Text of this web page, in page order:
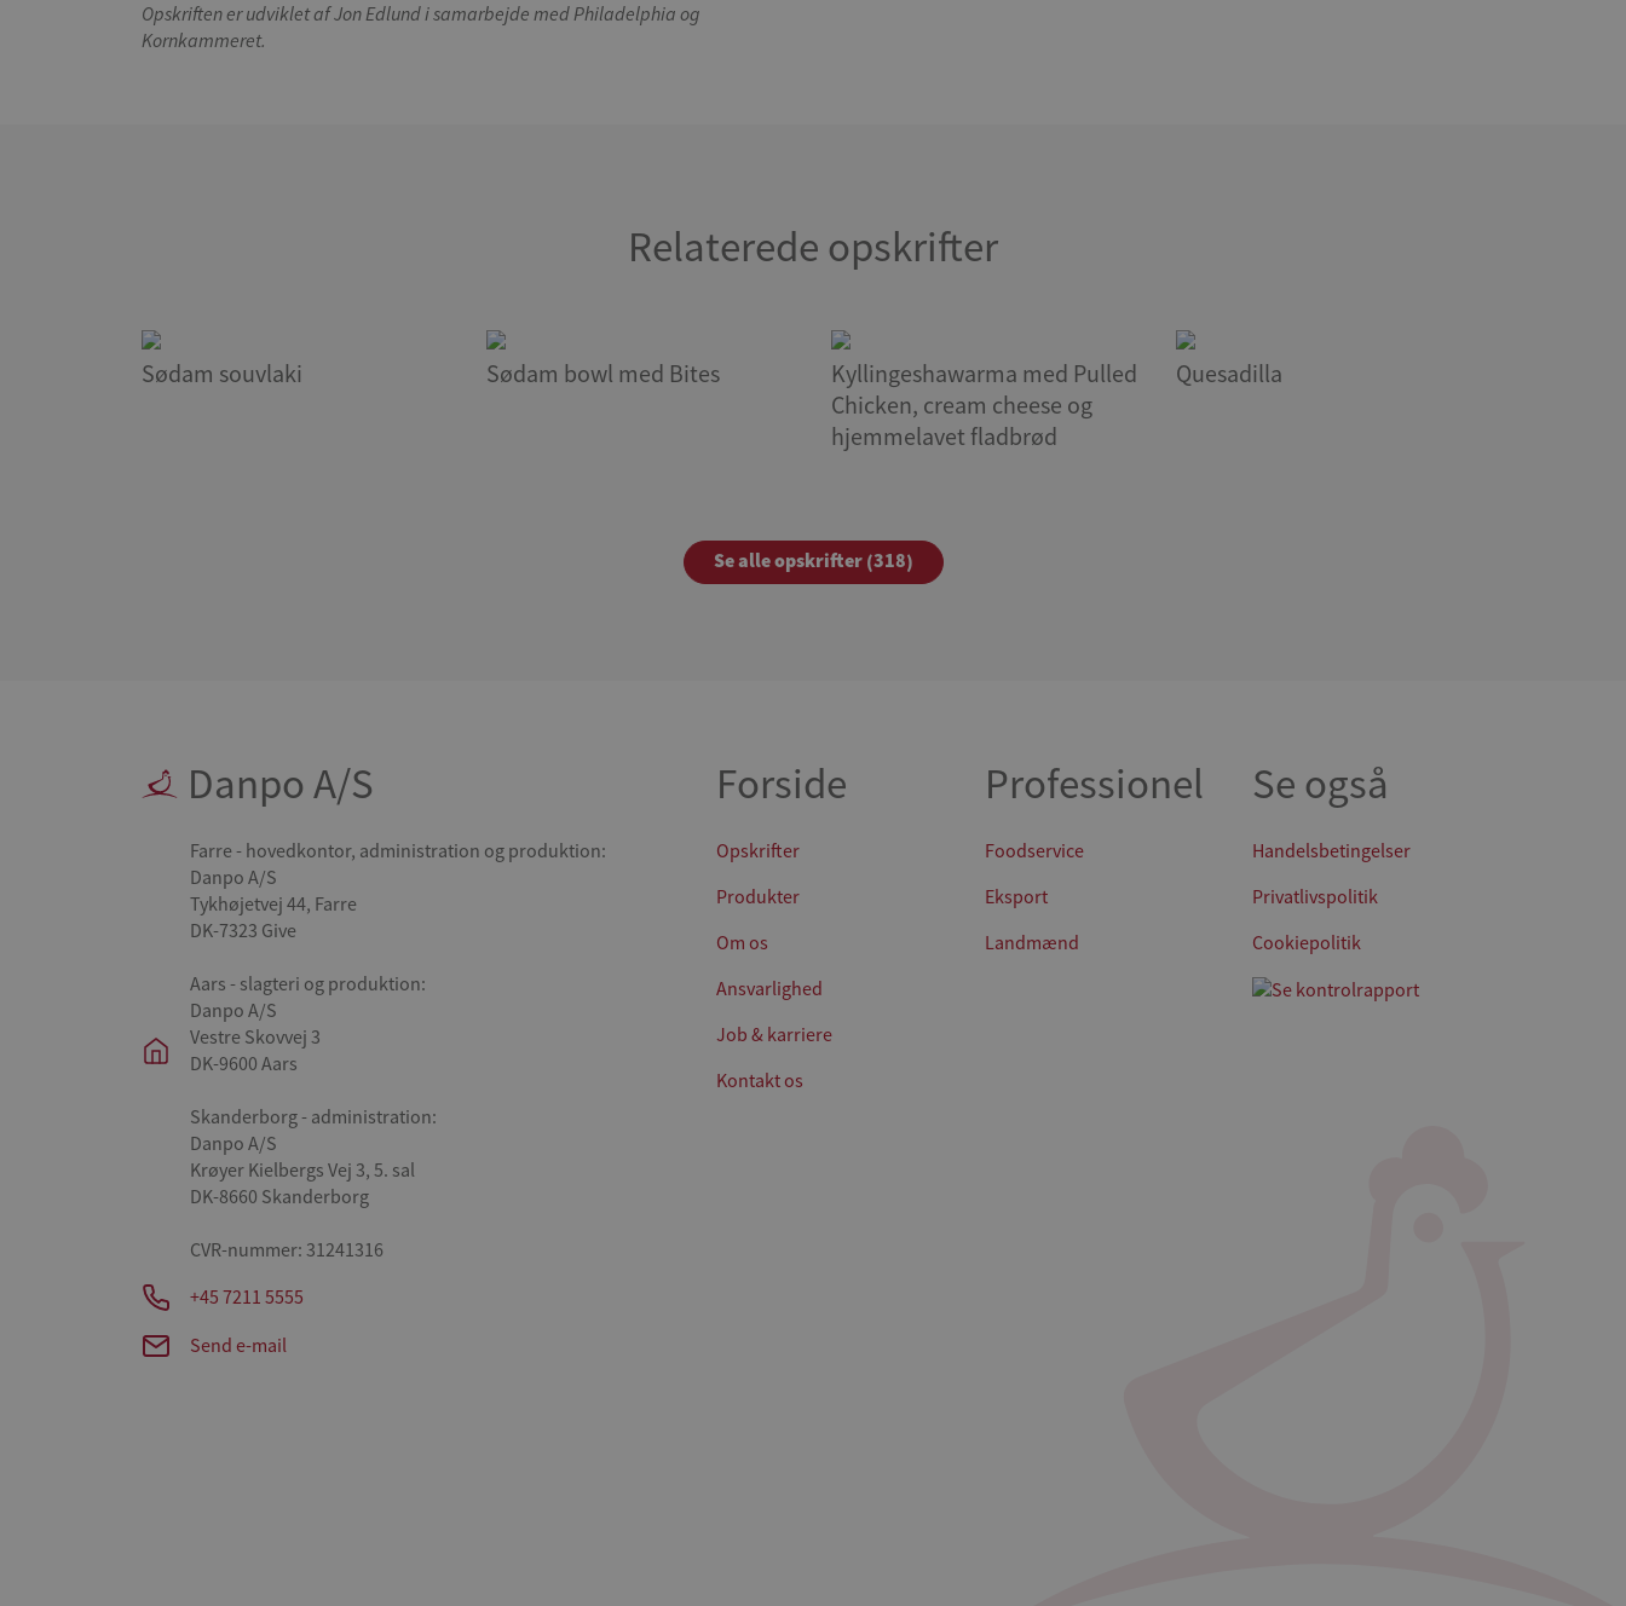
Opskriften er udviklet af Jon Edlund i samarbejde med Philadelphia og
Kornkammeret.
Relaterede opskrifter
Sødam souvlaki Sødam bowl med Bites
Kyllingeshawarma med Pulled
Chicken, cream cheese og
hjemmelavet fladbrød
Quesadilla
Se alle opskrifter (318)
Danpo A/S
Farre - hovedkontor, administration og produktion:
Danpo A/S
Tykhøjetvej 44, Farre
DK-7323 Give
Aars - slagteri og produktion:
Danpo A/S
Vestre Skovvej 3
DK-9600 Aars
Skanderborg - administration:
Danpo A/S
Krøyer Kielbergs Vej 3, 5. sal
DK-8660 Skanderborg
CVR-nummer: 31241316
+45 7211 5555
Send e-mail
Forside
Opskrifter
Produkter
Om os
Ansvarlighed
Job & karriere
Kontakt os
Professionel
Foodservice
Eksport
Landmænd
Se også
Handelsbetingelser
Privatlivspolitik
Cookiepolitik